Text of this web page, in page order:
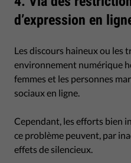
d’expression en
Les discours haineux ou les
environnement numérique
femmes et les personnes
sociaux en ligne.
Cependant, les efforts bien
ce problème peuvent, par
effets de silencieux.